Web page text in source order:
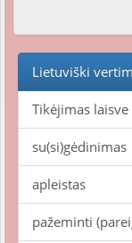
Lietuviški
Tikėjimas laisve
su(si)gėdinimas
apleistas
pažeminti